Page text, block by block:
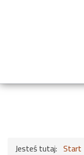
Jesteś tutaj: Start